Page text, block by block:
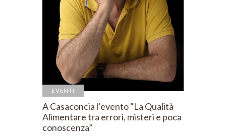
EVENTI
A Casaconcia l’evento “La Qualità
Alimentare tra errori, misteri e poca
conoscenza”